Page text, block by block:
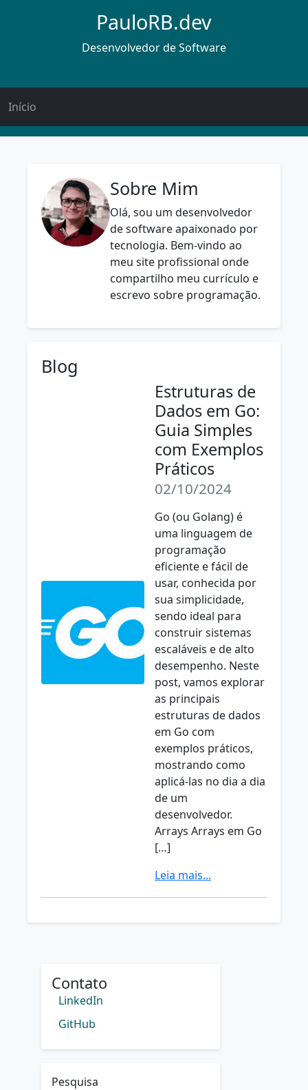
PauloRB.dev
Desenvolvedor de Software
Início
Sobre Mim
Olá, sou um desenvolvedor
de software apaixonado por
tecnologia. Bem-vindo ao
meu site profissional onde
compartilho meu currículo e
escrevo sobre programação.
Blog
Estruturas de
Dados em Go:
Guia Simples
com Exemplos
Práticos
02/10/2024
Go (ou Golang) é
uma linguagem de
programação
eficiente e fácil de
usar, conhecida por
sua simplicidade,
sendo ideal para
construir sistemas
escaláveis e de alto
desempenho. Neste
post, vamos explorar
as principais
estruturas de dados
em Go com
exemplos práticos,
mostrando como
aplicá-las no dia a dia
de um
desenvolvedor.
Arrays Arrays em Go
[…]
Leia mais...
Contato
LinkedIn
GitHub
Pesquisa